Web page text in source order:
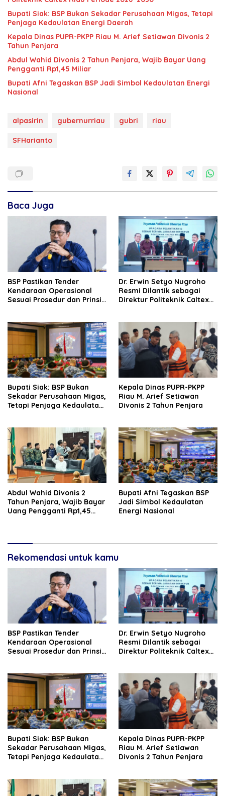
Bupati Siak: BSP Bukan Sekadar Perusahaan Migas, Tetapi
Penjaga Kedaulatan Energi Daerah
Kepala Dinas PUPR-PKPP Riau M. Arief Setiawan Divonis 2
Tahun Penjara
‎‎Abdul Wahid Divonis 2 Tahun Penjara, Wajib Bayar Uang
Pengganti Rp1,45 Miliar
Bupati Afni Tegaskan BSP Jadi Simbol Kedaulatan Energi
Nasional
alpasirin gubernurriau gubri riau
SFHarianto
Baca Juga
BSP Pastikan Tender
Kendaraan Operasional
Sesuai Prosedur dan Prinsip
‎Dr. Erwin Setyo Nugroho
Resmi Dilantik sebagai
Direktur Politeknik Caltex
Bupati Siak: BSP Bukan
Sekadar Perusahaan Migas,
Tetapi Penjaga Kedaulatan
Kepala Dinas PUPR-PKPP
Riau M. Arief Setiawan
Divonis 2 Tahun Penjara
‎‎Abdul Wahid Divonis 2
Tahun Penjara, Wajib Bayar
Uang Pengganti Rp1,45
Bupati Afni Tegaskan BSP
Jadi Simbol Kedaulatan
Energi Nasional
Rekomendasi untuk kamu
BSP Pastikan Tender
Kendaraan Operasional
Sesuai Prosedur dan Prinsip
‎Dr. Erwin Setyo Nugroho
Resmi Dilantik sebagai
Direktur Politeknik Caltex
Bupati Siak: BSP Bukan
Sekadar Perusahaan Migas,
Tetapi Penjaga Kedaulatan
Kepala Dinas PUPR-PKPP
Riau M. Arief Setiawan
Divonis 2 Tahun Penjara